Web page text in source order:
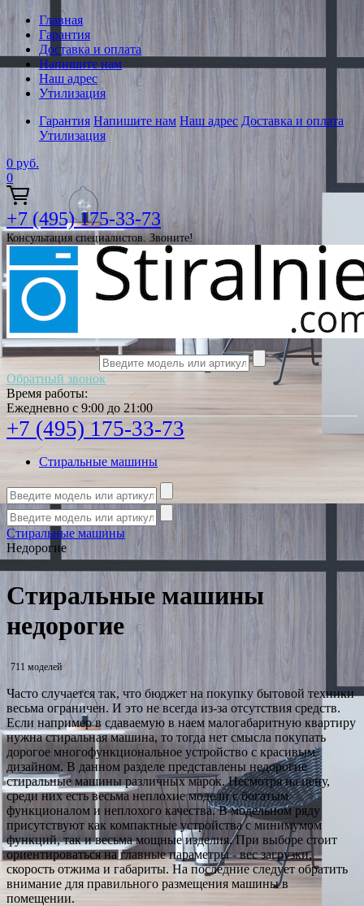
Главная
Гарантия
Доставка и оплата
Напишите нам
Наш адрес
Утилизация
Гарантия Напишите нам Наш адрес Доставка и оплата
Утилизация
0 руб.
0
+7 (495) 175-33-73
Консультация специалистов. Звоните!
Обратный звонок
Время работы:
Ежедневно с 9:00 до 21:00
+7 (495) 175-33-73
Стиральные машины
Стиральные машины
Недорогие
Стиральные машины
недорогие
711 моделей
Часто случается так, что бюджет на покупку бытовой техники
весьма ограничен. И это не всегда из-за отсутствия средств.
Если например в сдаваемую в наем малогабаритную квартиру
нужна стиральная машина, то тогда нет смысла покупать
дорогое многофункциональное устройство с красивым
дизайном. В данном разделе представлены недорогие
стиральные машины различных марок. Несмотря на цену,
среди них есть весьма неплохие модели с богатым
функционалом и неплохого качества. В модельном ряду
присутствуют как компактные устройства с минимумом
функций, так и весьма мощные изделия. При выборе стоит
ориентироваться на главные параметры - вес загрузки,
скорость отжима и габариты. На последние следует обратить
внимание для правильного размещения машины в
помещении.